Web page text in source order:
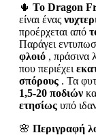
🌵 Το Dragon
είναι ένας
προέρχεται από
Παράγει
φλοιό , πράσινα
που περιέχει
σπόρους . Τα
1,5-20 ποδιών
ετησίως υπό
🌸 Περιγραφή